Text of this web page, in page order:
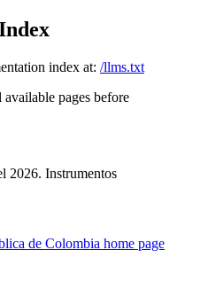
index at: /llms.txt
pages before
2026. Instrumentos
de Colombia home page